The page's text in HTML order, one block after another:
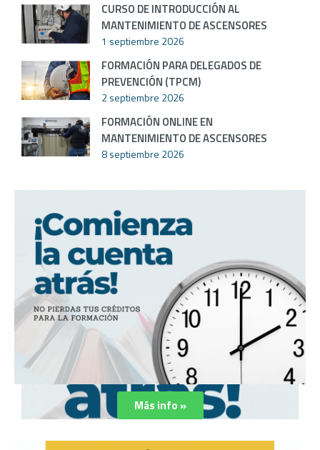
CURSO DE INTRODUCCIÓN AL
MANTENIMIENTO DE ASCENSORES
1 septiembre 2026
FORMACIÓN PARA DELEGADOS DE
PREVENCIÓN (TPCM)
2 septiembre 2026
FORMACIÓN ONLINE EN
MANTENIMIENTO DE ASCENSORES
8 septiembre 2026
Más info »